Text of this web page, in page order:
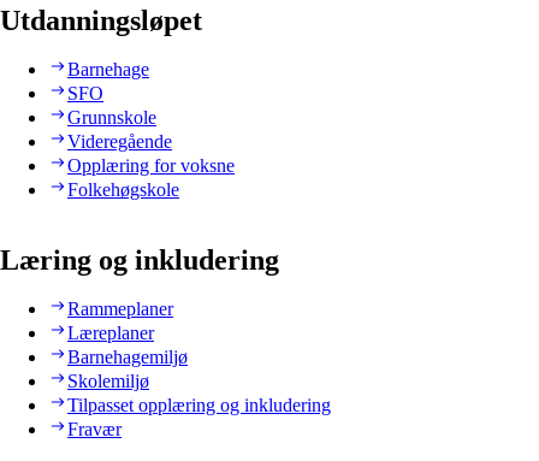
Utdanningsløpet
Barnehage
SFO
Grunnskole
Videregående
Opplæring for voksne
Folkehøgskole
Læring og inkludering
Rammeplaner
Læreplaner
Barnehagemiljø
Skolemiljø
Tilpasset opplæring og inkludering
Fravær